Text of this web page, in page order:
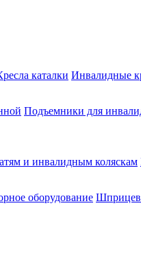
каталки Инвалидные
Подъемники для
и инвалидным коляскам
оборудование